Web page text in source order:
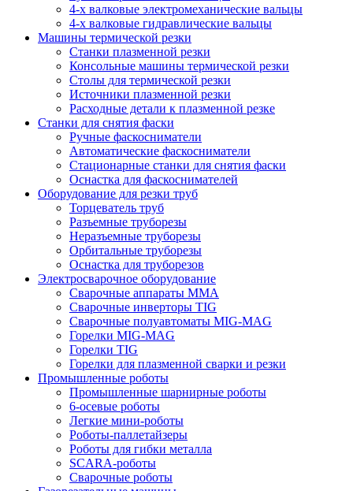
4-х валковые электромеханические вальцы
4-х валковые гидравлические вальцы
Машины термической резки
Станки плазменной резки
Консольные машины термической резки
Столы для термической резки
Источники плазменной резки
Расходные детали к плазменной резке
Станки для снятия фаски
Ручные фаскосниматели
Автоматические фаскосниматели
Стационарные станки для снятия фаски
Оснастка для фаскоснимателей
Оборудование для резки труб
Торцеватель труб
Разъемные труборезы
Неразъемные труборезы
Орбитальные труборезы
Оснастка для труборезов
Электросварочное оборудование
Сварочные аппараты MMA
Сварочные инверторы TIG
Сварочные полуавтоматы MIG-MAG
Горелки MIG-MAG
Горелки TIG
Горелки для плазменной сварки и резки
Промышленные роботы
Промышленные шарнирные роботы
6-осевые роботы
Легкие мини-роботы
Роботы-паллетайзеры
Роботы для гибки металла
SCARA-роботы
Сварочные роботы